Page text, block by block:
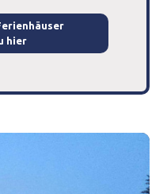
hier